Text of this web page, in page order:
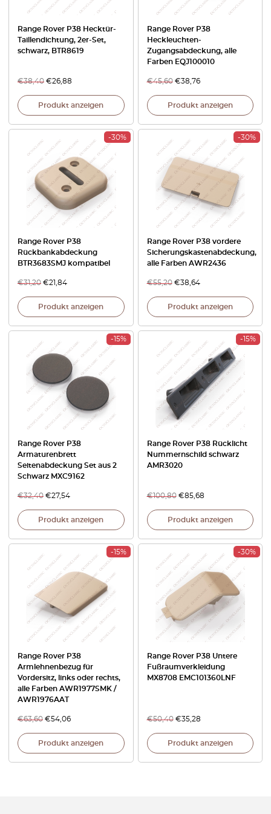
Range Rover P38 Hecktür-
Taillendichtung, 2er-Set,
schwarz, BTR8619
€38,40 €26,88
Produkt anzeigen
Range Rover P38
Heckleuchten-
Zugangsabdeckung, alle
Farben EQJ100010
€45,60 €38,76
Produkt anzeigen
-30%
Range Rover P38
Rückbankabdeckung
BTR3683SMJ kompatibel
€31,20 €21,84
Produkt anzeigen
-30%
Range Rover P38 vordere
Sicherungskastenabdeckung,
alle Farben AWR2436
€55,20 €38,64
Produkt anzeigen
-15%
Range Rover P38
Armaturenbrett
Seitenabdeckung Set aus 2
Schwarz MXC9162
€32,40 €27,54
Produkt anzeigen
-15%
Range Rover P38 Rücklicht
Nummernschild schwarz
AMR3020
€100,80 €85,68
Produkt anzeigen
-15%
Range Rover P38
Armlehnenbezug für
Vordersitz, links oder rechts,
alle Farben AWR1977SMK /
AWR1976AAT
€63,60 €54,06
Produkt anzeigen
-30%
Range Rover P38 Untere
Fußraumverkleidung
MX8708 EMC101360LNF
€50,40 €35,28
Produkt anzeigen